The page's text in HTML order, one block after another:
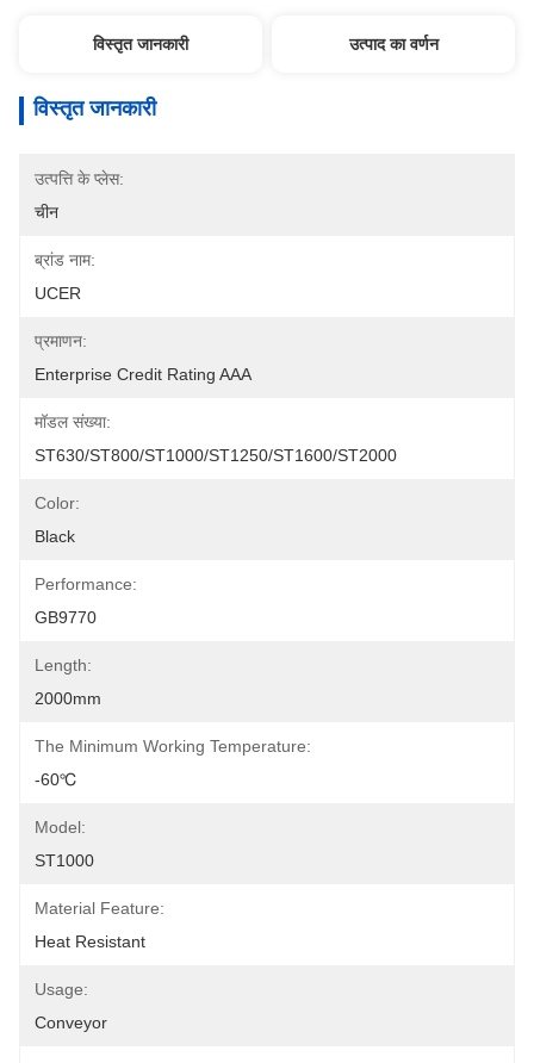
विस्तृत जानकारी उत्पाद का वर्णन
विस्तृत जानकारी
उत्पत्ति के प्लेस:
चीन
ब्रांड नाम:
UCER
प्रमाणन:
Enterprise Credit Rating AAA
मॉडल संख्या:
ST630/ST800/ST1000/ST1250/ST1600/ST2000
Color:
Black
Performance:
GB9770
Length:
2000mm
The Minimum Working Temperature:
-60℃
Model:
ST1000
Material Feature:
Heat Resistant
Usage:
Conveyor